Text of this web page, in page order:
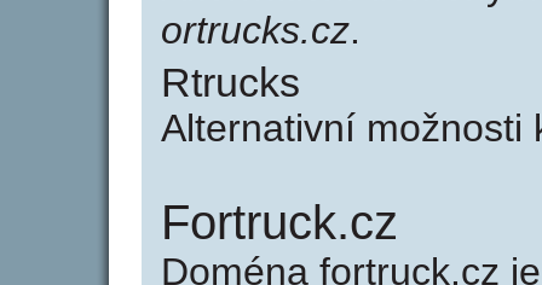
ortrucks.cz.
Rtrucks
Alternativní
Fortruck.cz
Doména fortruck.cz